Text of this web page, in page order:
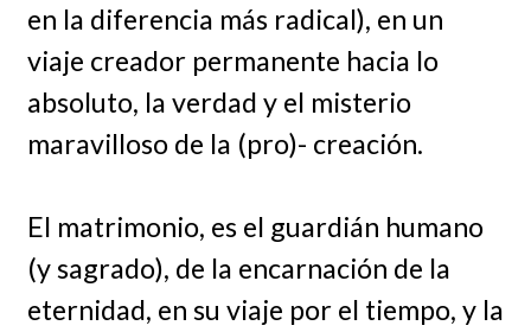
en la diferencia más radical), en un
viaje creador permanente hacia lo
absoluto, la verdad y el misterio
maravilloso de la (pro)- creación.
El matrimonio, es el guardián humano
(y sagrado), de la encarnación de la
eternidad, en su viaje por el tiempo, y la